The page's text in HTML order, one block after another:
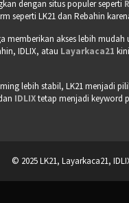
dengan situs populer seperti
seperti LK21 dan Rebahin
memberikan akses lebih
IDLIX, atau Layarkaca21
lebih stabil, LK21 menjadi
IDLIXtetap menjadi keyword
© 2025 LK21, Layarkaca21,